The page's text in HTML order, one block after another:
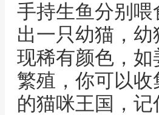
手持生鱼分别喂
出一只幼猫，
现稀有颜色，
繁殖，你可以
的猫咪王国，